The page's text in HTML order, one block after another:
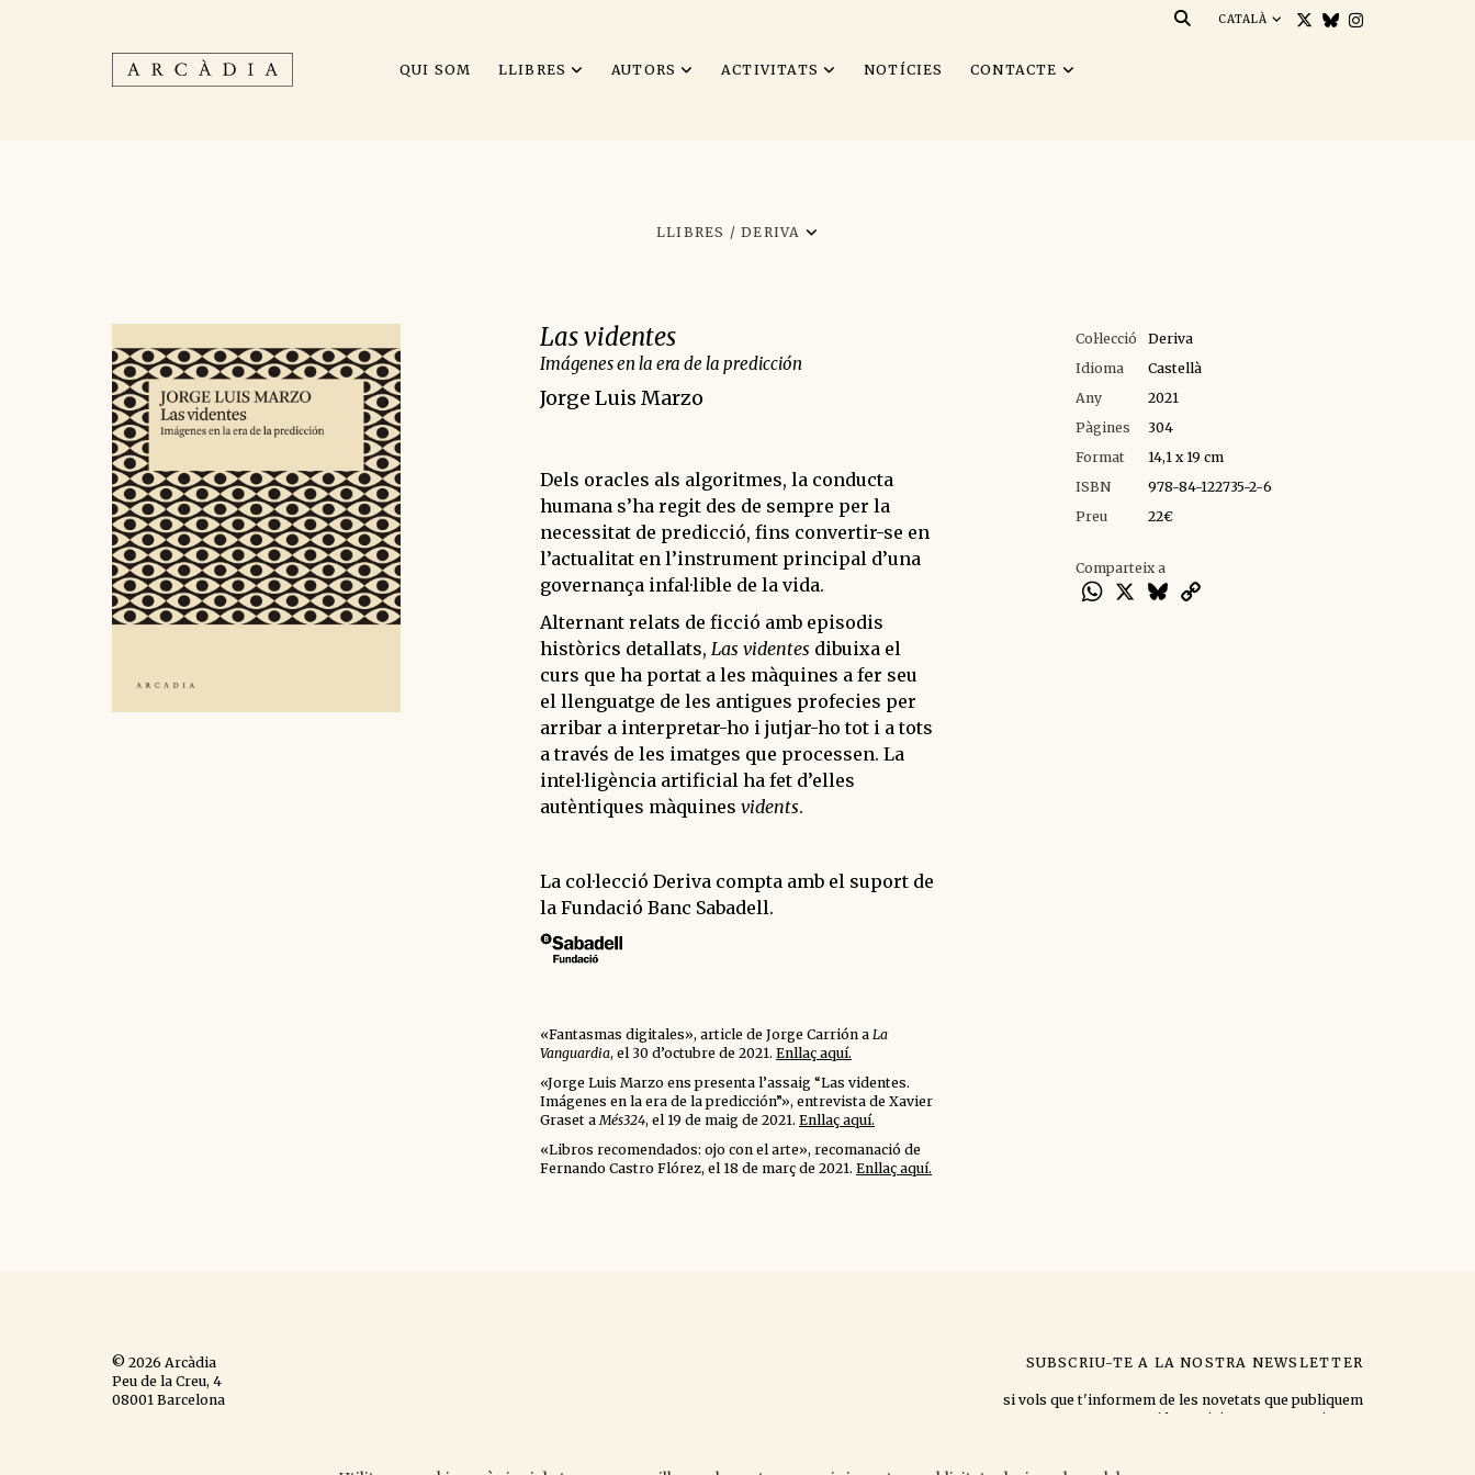
QUI SOM LLIBRES AUTORS ACTIVITATS NOTÍCIES CONTACTE
CATALÀ
LLIBRES / DERIVA
Las videntes
Imágenes en la era de la predicción
Jorge Luis Marzo
Dels oracles als algoritmes, la conducta
humana s’ha regit des de sempre per la
necessitat de predicció, fins convertir-se en
l’actualitat en l’instrument principal d’una
governança infal·lible de la vida.
Alternant relats de ficció amb episodis
històrics detallats, Las videntes dibuixa el
curs que ha portat a les màquines a fer seu
el llenguatge de les antigues profecies per
arribar a interpretar-ho i jutjar-ho tot i a tots
a través de les imatges que processen. La
intel·ligència artificial ha fet d’elles
autèntiques màquines vidents.
La col·lecció Deriva compta amb el suport de
la Fundació Banc Sabadell.
«Fantasmas digitales», article de Jorge Carrión a La
Vanguardia, el 30 d’octubre de 2021. Enllaç aquí.
«Jorge Luis Marzo ens presenta l’assaig “Las videntes.
Imágenes en la era de la predicción”», entrevista de Xavier
Graset aMés324, el 19 de maig de 2021. Enllaç aquí.
«Libros recomendados: ojo con el arte», recomanació de
Fernando Castro Flórez, el 18 de març de 2021. Enllaç aquí.
Col·lecció
Deriva
Idioma
Castellà
Any
2021
Pàgines
304
Format
14,1 x 19 cm
ISBN
978-84-122735-2-6
Preu
22€
Comparteix a
WhatsApp
X Bluesky
© 2026 Arcàdia
Peu de la Creu, 4
08001 Barcelona
SUBSCRIU-TE A LA NOSTRA NEWSLETTER
si vols que t'informem de les novetats que publiquem
i les activitats que organitzem.